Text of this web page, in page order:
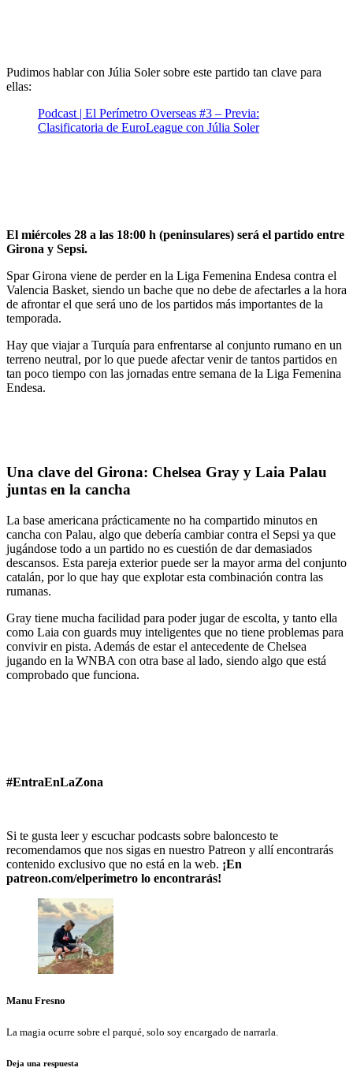
Pudimos hablar con Júlia Soler sobre este partido tan clave para
ellas:
Podcast | El Perímetro Overseas #3 – Previa:
Clasificatoria de EuroLeague con Júlia Soler
El miércoles 28 a las 18:00 h (peninsulares) será el partido entre
Girona y Sepsi.
Spar Girona viene de perder en la Liga Femenina Endesa contra el
Valencia Basket, siendo un bache que no debe de afectarles a la hora
de afrontar el que será uno de los partidos más importantes de la
temporada.
Hay que viajar a Turquía para enfrentarse al conjunto rumano en un
terreno neutral, por lo que puede afectar venir de tantos partidos en
tan poco tiempo con las jornadas entre semana de la Liga Femenina
Endesa.
Una clave del Girona: Chelsea Gray y Laia Palau
juntas en la cancha
La base americana prácticamente no ha compartido minutos en
cancha con Palau, algo que debería cambiar contra el Sepsi ya que
jugándose todo a un partido no es cuestión de dar demasiados
descansos. Esta pareja exterior puede ser la mayor arma del conjunto
catalán, por lo que hay que explotar esta combinación contra las
rumanas.
Gray tiene mucha facilidad para poder jugar de escolta, y tanto ella
como Laia con guards muy inteligentes que no tiene problemas para
convivir en pista. Además de estar el antecedente de Chelsea
jugando en la WNBA con otra base al lado, siendo algo que está
comprobado que funciona.
#EntraEnLaZona
Si te gusta leer y escuchar podcasts sobre baloncesto te
recomendamos que nos sigas en nuestro Patreon y allí encontrarás
contenido exclusivo que no está en la web. ¡En
patreon.com/elperimetro lo encontrarás!
Manu Fresno
La magia ocurre sobre el parqué, solo soy encargado de narrarla.
Deja una respuesta